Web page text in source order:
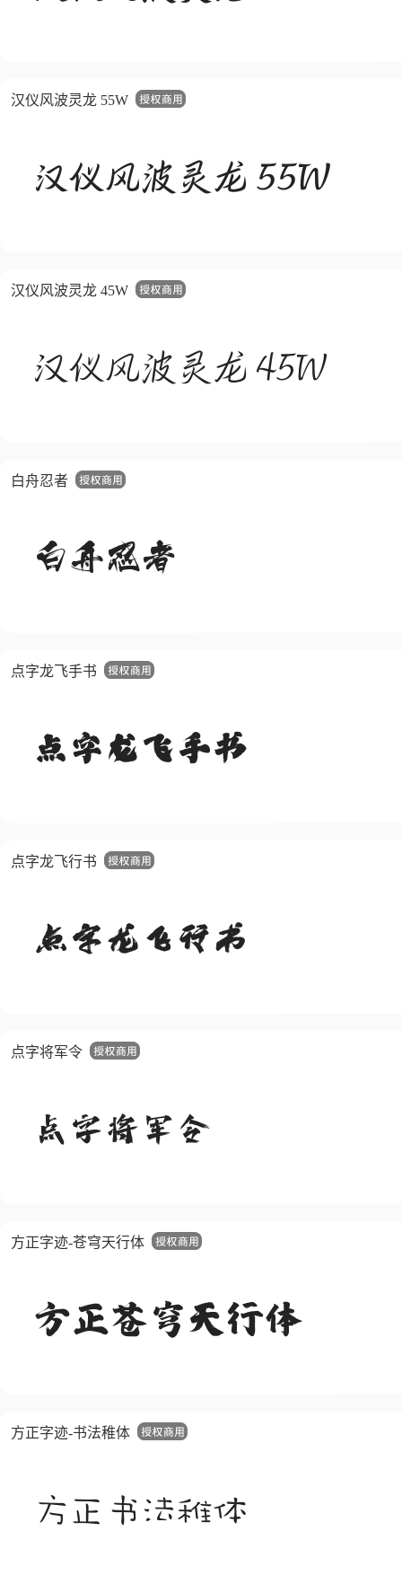
汉仪风波灵龙 55W
汉仪风波灵龙 45W
白舟忍者
点字龙飞手书
点字龙飞行书
点字将军令
方正字迹-苍穹天行体
方正字迹-书法稚体